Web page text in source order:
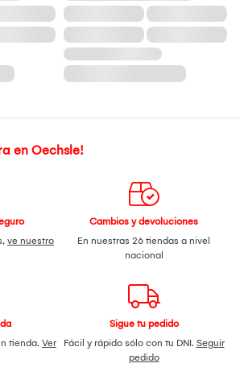
en Oechsle!
ve nuestro
Cambios y devoluciones
En nuestras 26 tiendas a nivel
nacional
tienda. Ver
Sigue tu pedido
Fácil y rápido sólo con tu DNI. Seguir
pedido